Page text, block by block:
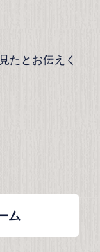
たとお伝えく
ム